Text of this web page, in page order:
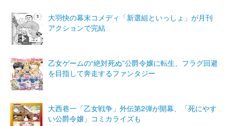
大羽快の幕末コメディ「新選組といっしょ」が月刊
アクションで完結
乙女ゲームの“絶対死ぬ”公爵令嬢に転生、フラグ回避
を目指して奔走するファンタジー
大西巷一「乙女戦争」外伝第2弾が開幕、「死にやす
い公爵令嬢」コミカライズも